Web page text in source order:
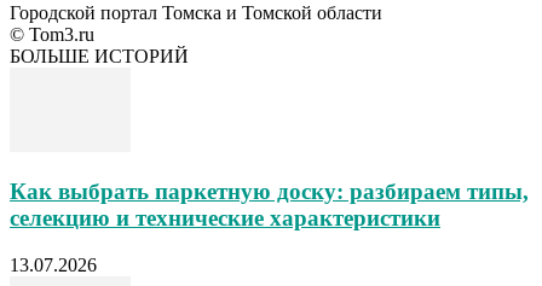
Городской портал Томска и Томской области
© Tom3.ru
БОЛЬШЕ ИСТОРИЙ
Как выбрать паркетную доску: разбираем типы,
селекцию и технические характеристики
13.07.2026